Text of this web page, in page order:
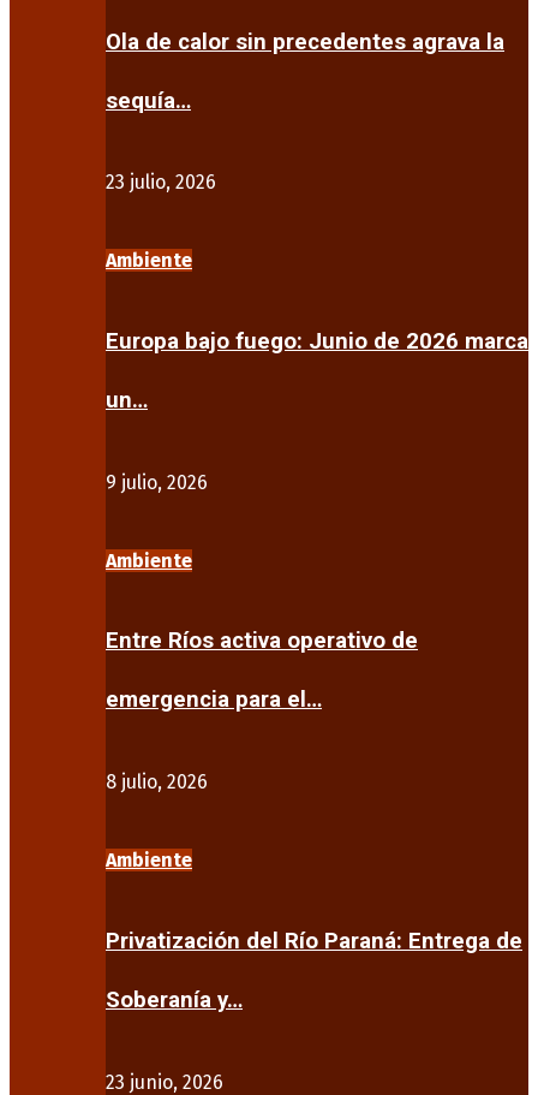
Ola de calor sin precedentes agrava la
sequía…
23 julio, 2026
Ambiente
Europa bajo fuego: Junio de 2026 marca
un…
9 julio, 2026
Ambiente
Entre Ríos activa operativo de
emergencia para el…
8 julio, 2026
Ambiente
Privatización del Río Paraná: Entrega de
Soberanía y…
23 junio, 2026